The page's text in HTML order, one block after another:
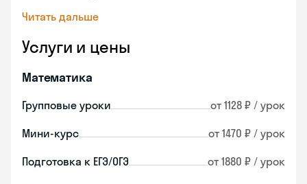
Читать дальше
Услуги и цены
Математика
Групповые уроки от 1128 ₽ / урок
Мини-курс от 1470 ₽ / урок
Подготовка к ЕГЭ/ОГЭ от 1880 ₽ / урок